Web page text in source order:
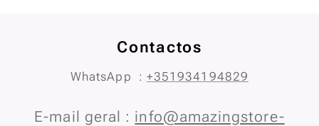
Contactos
WhatsApp : +351934194829
E-mail geral : info@amazingstore-